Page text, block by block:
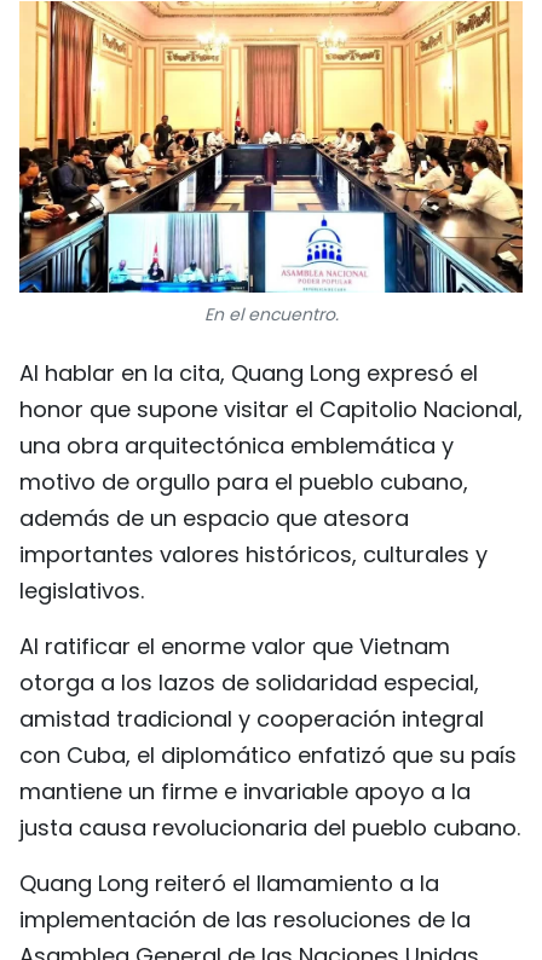
En el encuentro.
Al hablar en la cita, Quang Long expresó el
honor que supone visitar el Capitolio Nacional,
una obra arquitectónica emblemática y
motivo de orgullo para el pueblo cubano,
además de un espacio que atesora
importantes valores históricos, culturales y
legislativos.
Al ratificar el enorme valor que Vietnam
otorga a los lazos de solidaridad especial,
amistad tradicional y cooperación integral
con Cuba, el diplomático enfatizó que su país
mantiene un firme e invariable apoyo a la
justa causa revolucionaria del pueblo cubano.
Quang Long reiteró el llamamiento a la
implementación de las resoluciones de la